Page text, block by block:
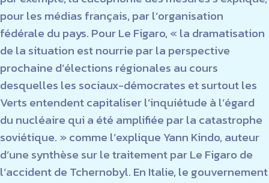
pour les médias français, par l’organisation
fédérale du pays. PourLe Figaro, « la dramatisation
de la situation est nourrie par la perspective
prochaine d’élections régionales au cours
desquelles les sociaux-démocrates et surtout les
Verts entendent capitaliser l’inquiétude à l’égard
du nucléaire qui a été amplifiée par la catastrophe
soviétique. » comme l’explique Yann Kindo, auteur
d’une synthèse sur le traitement parLe Figaro de
l’accident de Tchernobyl. En Italie, le gouvernement